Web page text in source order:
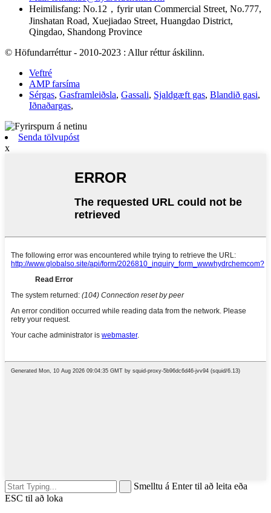
Heimilisfang: No.12，fyrir utan Commercial Street, No.777,
Jinshatan Road, Xuejiadao Street, Huangdao District,
Qingdao, Shandong Province
© Höfundarréttur - 2010-2023 : Allur réttur áskilinn.
Veftré
AMP farsíma
Sérgas, Gasframleiðsla, Gassali, Sjaldgæft gas, Blandið gasi,
Iðnaðargas,
Senda tölvupóst
x
Smelltu á Enter til að leita eða
ESC til að loka